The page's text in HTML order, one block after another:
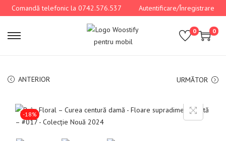
Comandă telefonic la 0742.576.537 Autentificare/Înregistrare
0 0
ANTERIOR URMĂTOR
-18%